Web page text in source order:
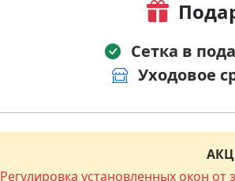
Сетка в
Уходовое
Регулировка установленных окон